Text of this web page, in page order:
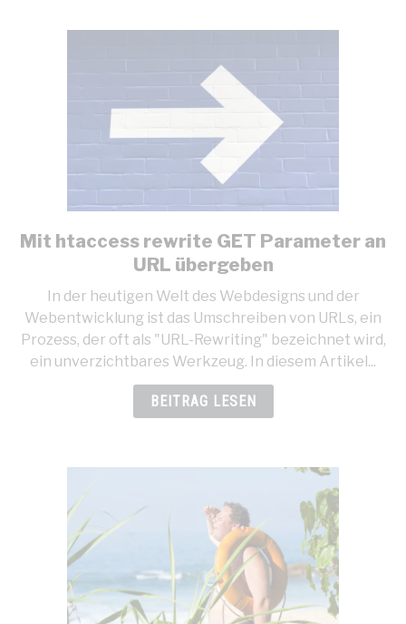
link
to
htaccess
rewrite
GET
Parameter
an
Mit htaccess rewrite GET Parameter an
URL übergeben
In der heutigen Welt des Webdesigns und der
Webentwicklung ist das Umschreiben von URLs, ein
Prozess, der oft als "URL-Rewriting" bezeichnet wird,
ein unverzichtbares Werkzeug. In diesem Artikel...
BEITRAG LESEN